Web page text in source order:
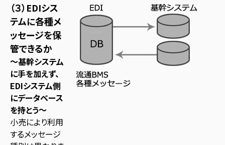
（３）EDIシス
テムに各種メ
ッセージを保
管できるか
～基幹システム
に手を加えず、
EDIシステム側
にデータベース
を持とう～
小売により利用
するメッセージ